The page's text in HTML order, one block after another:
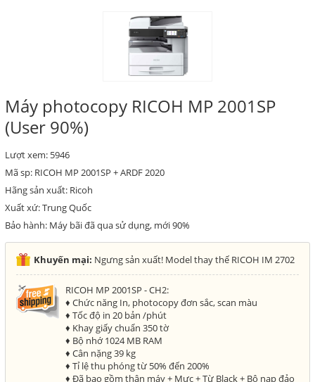
Máy photocopy RICOH MP 2001SP
(User 90%)
Lượt xem: 5946
Mã sp: RICOH MP 2001SP + ARDF 2020
Hãng sản xuất: Ricoh
Xuất xứ: Trung Quốc
Bảo hành: Máy bãi đã qua sử dụng, mới 90%
Khuyến mại: Ngưng sản xuất! Model thay thế RICOH IM 2702
RICOH MP 2001SP - CH2:
♦ Chức năng In, photocopy đơn sắc, scan màu
♦ Tốc độ in 20 bản /phút
♦ Khay giấy chuẩn 350 tờ
♦ Bộ nhớ 1024 MB RAM
♦ Cân nặng 39 kg
♦ Tỉ lệ thu phóng từ 50% đến 200%
♦ Đã bao gồm thân máy + Mực + Từ Black + Bộ nạp đảo